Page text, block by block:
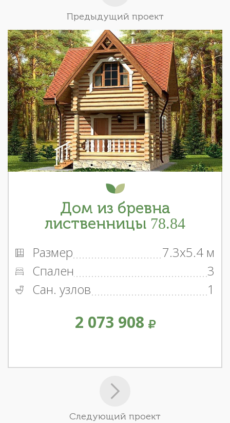
Предыдущий проект
Дом из бревна
лиственницы 78.84
Размер
7.3x5.4 м
Спален
3
Сан. узлов
1
2 073 908
Следующий проект